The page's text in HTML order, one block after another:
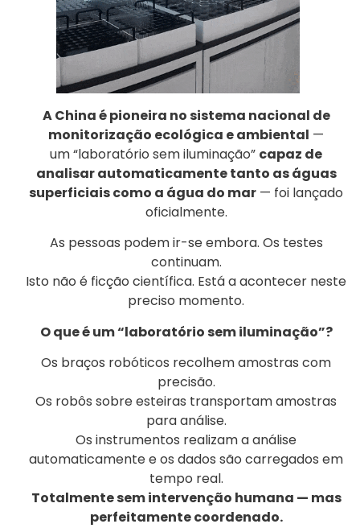
A China é pioneira no sistema nacional de
monitorização ecológica e ambiental —
um “laboratório sem iluminação” capaz de
analisar automaticamente tanto as águas
superficiais como a água do mar — foi lançado
oficialmente.
As pessoas podem ir-se embora. Os testes
continuam.
Isto não é ficção científica. Está a acontecer neste
preciso momento.
O que é um “laboratório sem iluminação”?
Os braços robóticos recolhem amostras com
precisão.
Os robôs sobre esteiras transportam amostras
para análise.
Os instrumentos realizam a análise
automaticamente e os dados são carregados em
tempo real.
Totalmente sem intervenção humana — mas
perfeitamente coordenado.